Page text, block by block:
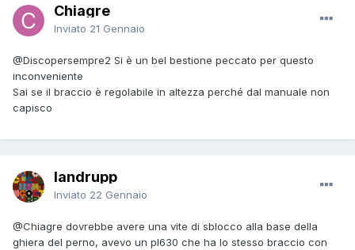
Chiagre
Inviato 21 Gennaio
@Discopersempre2 Si è un bel bestione peccato per questo
inconveniente
Sai se il braccio è regolabile in altezza perché dal manuale non
capisco
landrupp
Inviato 22 Gennaio
@Chiagre dovrebbe avere una vite di sblocco alla base della
ghiera del perno, avevo un pl630 che ha lo stesso braccio con